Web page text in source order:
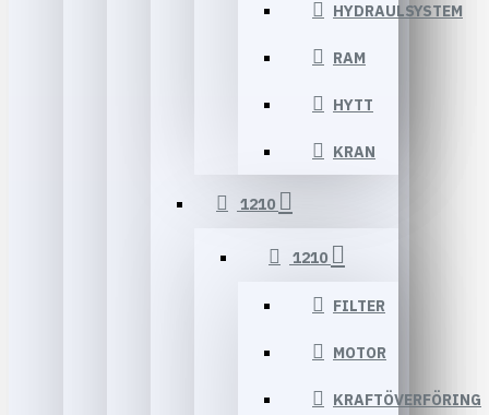
HYDRAULSYSTEM
RAM
HYTT
KRAN
1210
1210
FILTER
MOTOR
KRAFTÖVERFÖRING